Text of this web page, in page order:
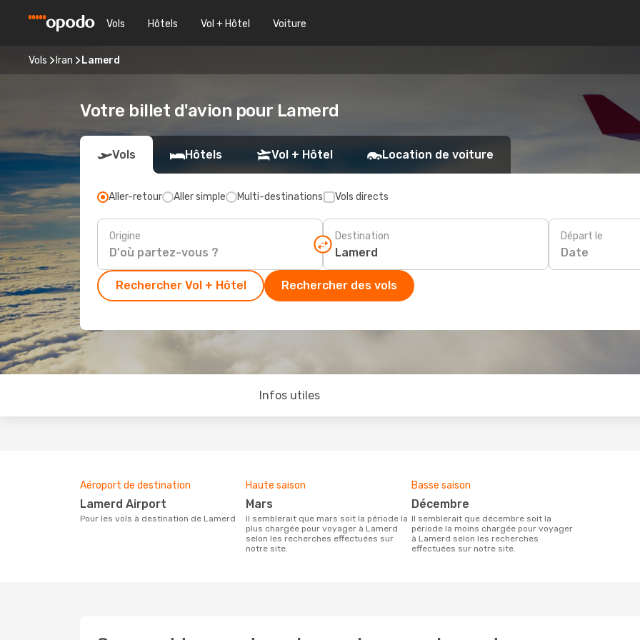
Vols Hôtels Vol + Hôtel Voiture
Vols Iran Lamerd
Votre billet d'avion pour Lamerd
Vols Hôtels Vol + Hôtel Location de voiture
Aller-retour Aller simple Multi-destinations Vols directs
Origine Destination Départ le
Date
Rechercher Vol + Hôtel Rechercher des vols
Infos utiles
Aéroport de destination
Lamerd Airport
Pour les vols à destination de Lamerd
Haute saison
mars
Il semblerait que mars soit la période la
plus chargée pour voyager à Lamerd
selon les recherches effectuées sur
notre site.
Basse saison
décembre
Il semblerait que décembre soit la
période la moins chargée pour voyager
à Lamerd selon les recherches
effectuées sur notre site.